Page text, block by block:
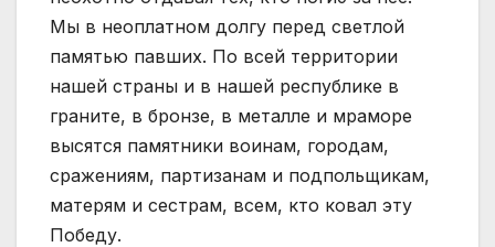
Мы в неоплатном долгу перед светлой
памятью павших. По всей территории
нашей страны и в нашей республике в
граните, в бронзе, в металле и мраморе
высятся памятники воинам, городам,
сражениям, партизанам и подпольщикам,
матерям и сестрам, всем, кто ковал эту
Победу.